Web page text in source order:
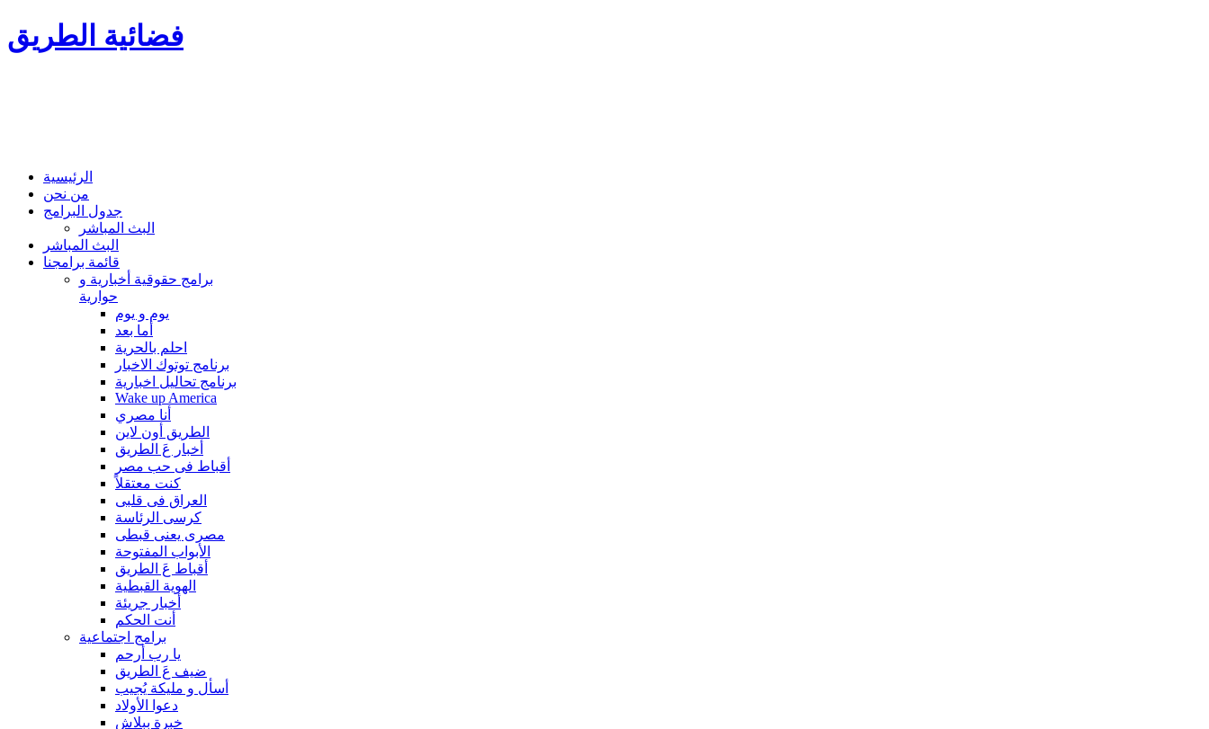
فضائية الطريق
الرئيسية
من نحن
جدول البرامج
البث المباشر
البث المباشر
قائمة برامجنا
برامج حقوقية أخبارية و
حوارية
يوم و يوم
أما بعد
احلم بالحرية
برنامج توتوك الاخبار
برنامج تحاليل اخبارية
Wake up America
أنا مصري
الطريق أون لاين
أخبار عَ الطريق
أقباط فى حب مصر
كنت معتقلاً
العراق فى قلبى
كرسى الرئاسة
مصرى يعنى قبطى
الأبواب المفتوحة
أقباط عَ الطريق
الهوية القبطية
أخبار جريئة
أنت الحكم
برامج اجتماعية
يا رب أرحم
ضيف عَ الطريق
أسأل و مليكة يُجيب
دعوا الأولاد
خبرة ببلاش